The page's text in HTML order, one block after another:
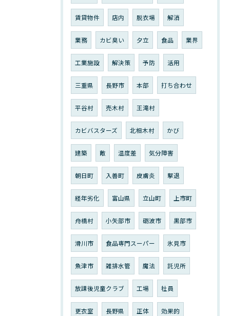
賃貸物件 店内 脱衣場 解消
業務 カビ臭い 夕立 食品 業界
工業施設 解決策 予防 活用
三重県 長野市 本部 打ち合わせ
平谷村 売木村 王滝村
カビバスターズ 北相木村 かび
建築 敵 温度差 気分障害
朝日町 入善町 皮膚炎 撃退
経年劣化 富山県 立山町 上市町
舟橋村 小矢部市 砺波市 黒部市
滑川市 食品専門スーパー 氷見市
魚津市 雑排水管 魔法 託児所
放課後児童クラブ 工場 社員
更衣室 長野県 正体 効果的